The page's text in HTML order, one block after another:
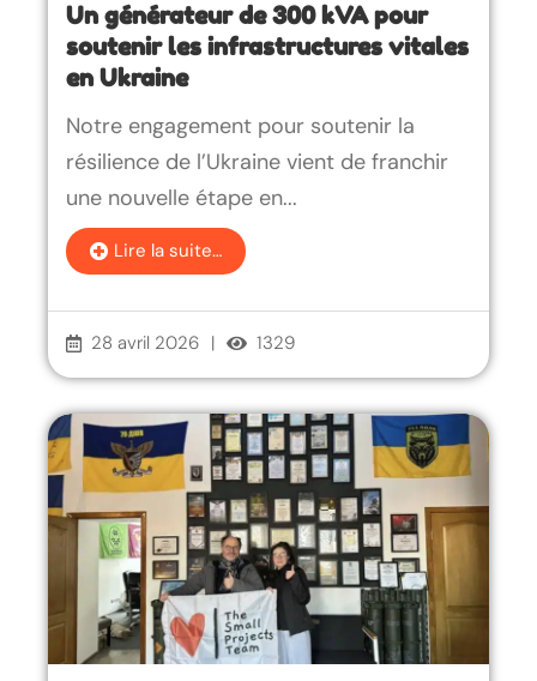
Un générateur de 300 kVA pour
soutenir les infrastructures vitales
en Ukraine
28 avril 2026 | 1329
Notre engagement pour soutenir la
résilience de l’Ukraine vient de franchir
une nouvelle étape en...
Lire la suite…